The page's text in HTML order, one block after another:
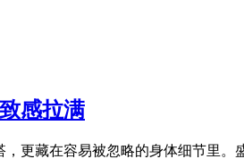
感拉满
更藏在容易被忽略的身体细节里